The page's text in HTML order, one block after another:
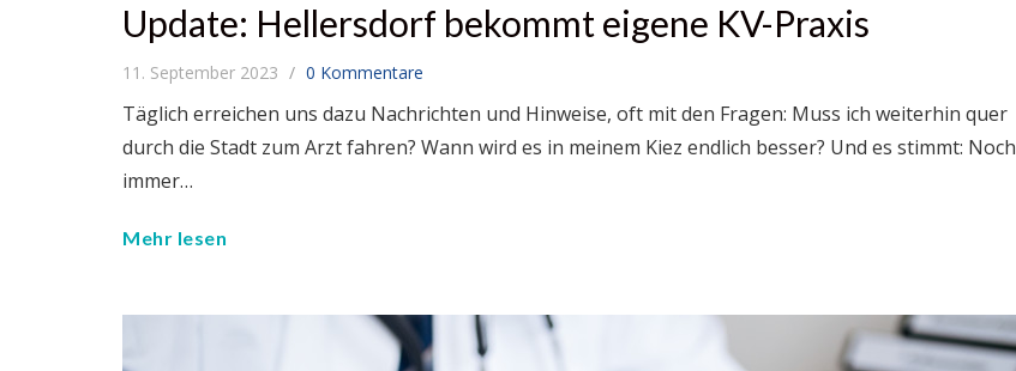
Update: Hellersdorf bekommt eigene KV-Praxis
11. September 2023 0 Kommentare
Täglich erreichen uns dazu Nachrichten und Hinweise, oft mit den Fragen: Muss ich weiterhin quer
durch die Stadt zum Arzt fahren? Wann wird es in meinem Kiez endlich besser? Und es stimmt: Noch
immer…
Mehr lesen